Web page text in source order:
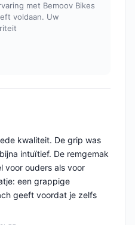
met Bemoov Bikes
voldaan. Uw
kwaliteit. De grip was
intuïtief. De remgemak
voor ouders als voor
een grappige
geeft voordat je zelfs